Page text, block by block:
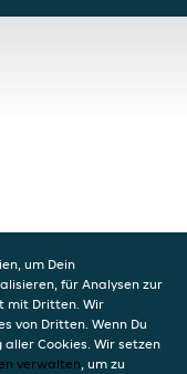
um Dein
für Analysen zur
mit Dritten. Wir
von Dritten. Wenn Du
Cookies. Wir setzen
verwalten, um zu